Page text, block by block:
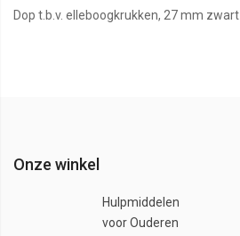
Dop t.b.v. elleboogkrukken, 27 mm zwart
Onze winkel
Hulpmiddelen
voor Ouderen